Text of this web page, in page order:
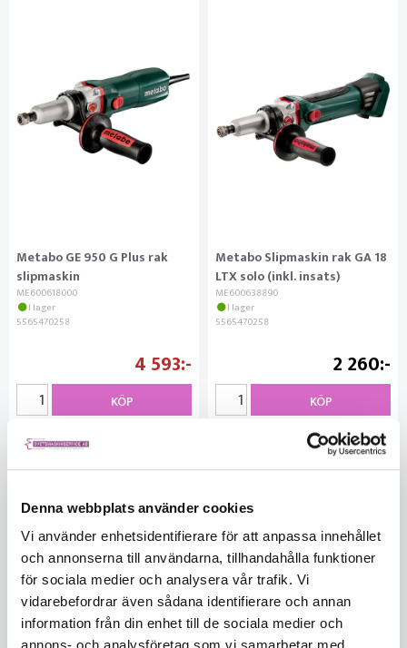
Denna webbplats använder cookies
Vi använder enhetsidentifierare för att anpassa innehållet
och annonserna till användarna, tillhandahålla funktioner
för sociala medier och analysera vår trafik. Vi
vidarebefordrar även sådana identifierare och annan
information från din enhet till de sociala medier och
Metabo GE 950 G Plus rak
slipmaskin
ME600618000
I lager
5565470258
4 593
KÖP
Metabo Slipmaskin rak GA 18
LTX solo (inkl. insats)
ME600638890
I lager
5565470258
2 260
KÖP